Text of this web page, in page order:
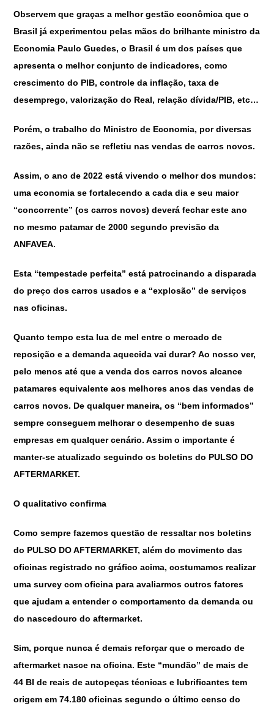
Observem que graças a melhor gestão econômica que o
Brasil já experimentou pelas mãos do brilhante ministro da
Economia Paulo Guedes, o Brasil é um dos países que
apresenta o melhor conjunto de indicadores, como
crescimento do PIB, controle da inflação, taxa de
desemprego, valorização do Real, relação dívida/PIB, etc…
Porém, o trabalho do Ministro de Economia, por diversas
razões, ainda não se refletiu nas vendas de carros novos.
Assim, o ano de 2022 está vivendo o melhor dos mundos:
uma economia se fortalecendo a cada dia e seu maior
“concorrente” (os carros novos) deverá fechar este ano
no mesmo patamar de 2000 segundo previsão da
ANFAVEA.
Esta “tempestade perfeita” está patrocinando a disparada
do preço dos carros usados e a “explosão” de serviços
nas oficinas.
Quanto tempo esta lua de mel entre o mercado de
reposição e a demanda aquecida vai durar? Ao nosso ver,
pelo menos até que a venda dos carros novos alcance
patamares equivalente aos melhores anos das vendas de
carros novos. De qualquer maneira, os “bem informados”
sempre conseguem melhorar o desempenho de suas
empresas em qualquer cenário. Assim o importante é
manter-se atualizado seguindo os boletins do PULSO DO
AFTERMARKET.
O qualitativo confirma
Como sempre fazemos questão de ressaltar nos boletins
do PULSO DO AFTERMARKET, além do movimento das
oficinas registrado no gráfico acima, costumamos realizar
uma survey com oficina para avaliarmos outros fatores
que ajudam a entender o comportamento da demanda ou
do nascedouro do aftermarket.
Sim, porque nunca é demais reforçar que o mercado de
aftermarket nasce na oficina. Este “mundão” de mais de
44 BI de reais de autopeças técnicas e lubrificantes tem
origem em 74.180 oficinas segundo o último censo do